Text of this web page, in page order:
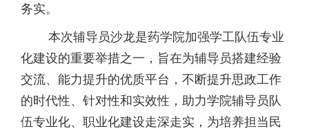
务实。
本次辅导员沙龙是药学院加强学工队伍专业
化建设的重要举措之一，旨在为辅导员搭建经验
交流、能力提升的优质平台，不断提升思政工作
的时代性、针对性和实效性，助力学院辅导员队
伍专业化、职业化建设走深走实，为培养担当民